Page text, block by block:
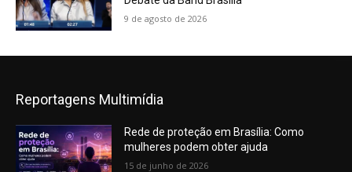
9 de agosto de 2026
Reportagens Multimídia
Rede de proteção em Brasília: Como
mulheres podem obter ajuda
15 de junho de 2026